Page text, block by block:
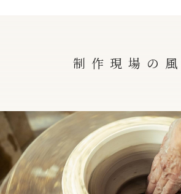
制作現場の